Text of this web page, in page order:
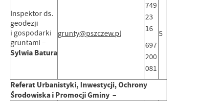
Inspektor ds.
geodezji
i gospodarki
gruntami –
Sylwia Batura
grunty@pszczew.pl
749
23
16
697
200
081
5
Referat Urbanistyki, Inwestycji, Ochrony
Środowiska i Promocji Gminy –